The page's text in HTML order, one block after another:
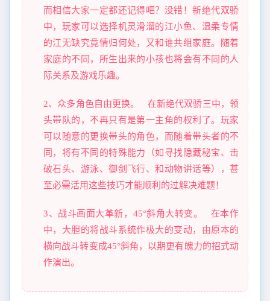
而相信大家一定都还记得吧？没错！新绝代双骄
中，玩家可以选择机灵滑溜的江小鱼、温柔专情
的江无缺究竟情归何处，又和谁共组家庭。随着
家庭的不同，所生出来的小孩也将会有不同的人
际关系及游戏乐趣。
2、众多角色自由更换。 在新绝代双骄三中，领
头带队的，不再只有是第一主角的权利了。玩家
可以随意的更换带头的角色，而随着带头者的不
同，将有不同的特殊能力（如寻找隐藏秘宝、击
破石头、游泳、御剑飞行、和动物讲话等），甚
至必需活用这些技巧才能顺利的过解决难题！
3、战斗画面大革新，45°斜角大转变。 在本作
中，大胆的将战斗系统作极大的变动，由原本的
横向战斗转变成45°斜角，以期更有魄力的招式动
作演出。